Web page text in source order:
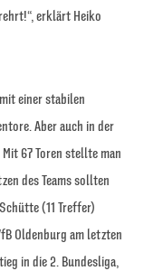
erklärt Heiko
einer stabilen
Aber auch in der
67 Toren stellte man
des Teams sollten
(11 Treffer)
Oldenburg am letzten
in die 2. Bundesliga,